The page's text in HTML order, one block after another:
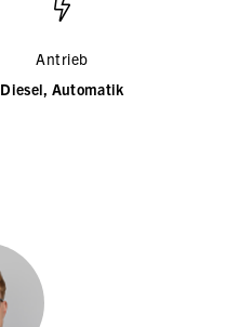
Antrieb
Diesel, Automatik